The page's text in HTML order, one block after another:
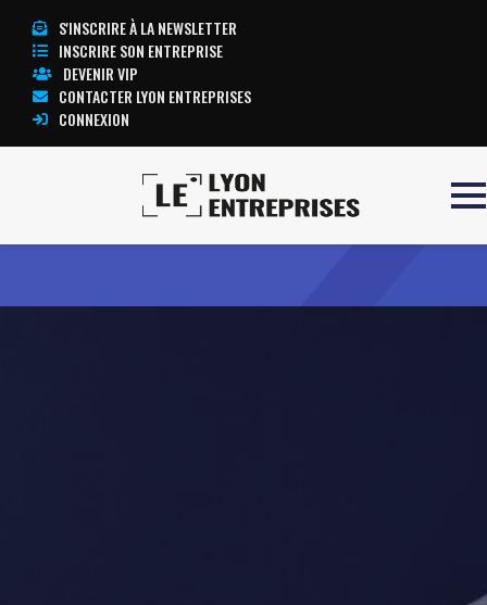
S'INSCRIRE À LA NEWSLETTER
INSCRIRE SON ENTREPRISE
DEVENIR VIP
CONTACTER LYON ENTREPRISES
CONNEXION